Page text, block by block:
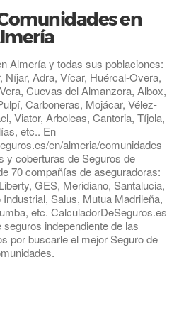
en
Almería y todas sus poblaciones:
Níjar, Adra, Vícar, Huércal-Overa,
Cuevas del Almanzora, Albox,
Carboneras, Mojácar, Vélez-
Viator, Arboleas, Cantoria, Tíjola,
etc.. En
en/almeria/comunidades
y coberturas de Seguros de
70 compañías de aseguradoras:
GES, Meridiano, Santalucia,
Salus, Mutua Madrileña,
etc. CalculadorDeSeguros.es
independiente de las
por buscarle el mejor Seguro de